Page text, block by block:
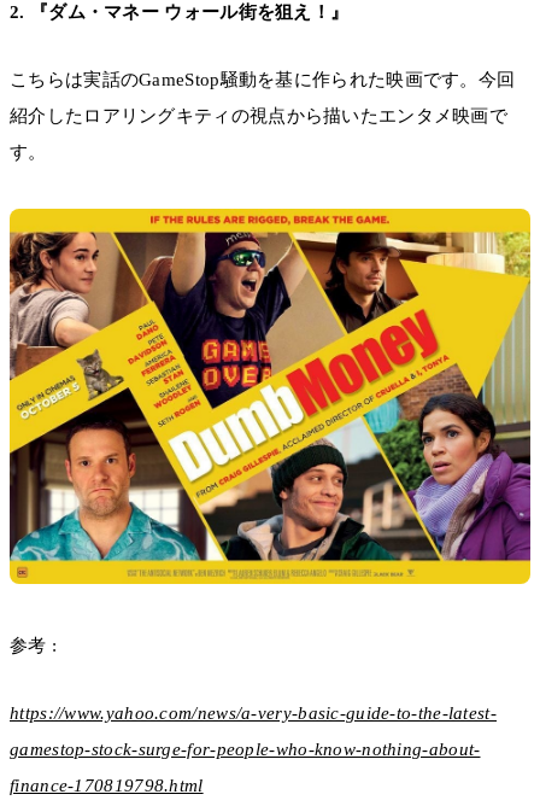
2. 『ダム・マネー ウォール街を狙え！』
こちらは実話のGameStop騒動を基に作られた映画です。今回
紹介したロアリングキティの視点から描いたエンタメ映画で
す。
参考 :
https://www.yahoo.com/news/a-very-basic-guide-to-the-latest-
gamestop-stock-surge-for-people-who-know-nothing-about-
finance-170819798.html